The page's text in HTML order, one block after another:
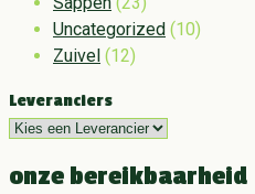
Uncategorized (10)
Zuivel (12)
Leveranciers
onze bereikbaarheid